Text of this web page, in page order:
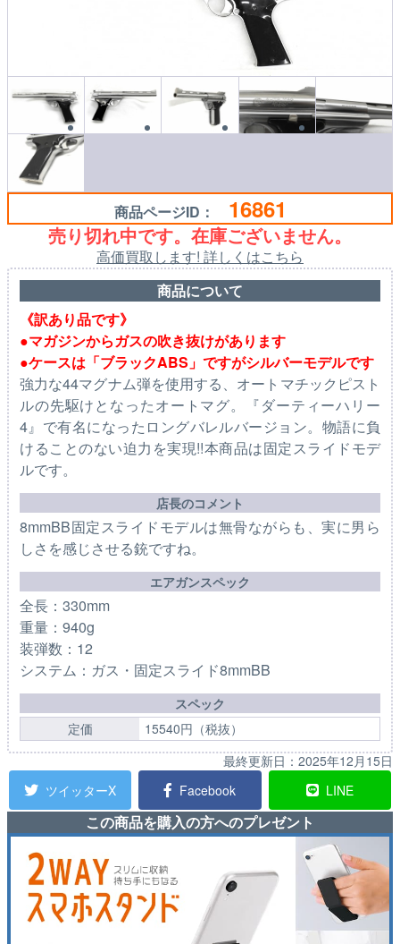
商品ページID： 16861
売り切れ中です。在庫ございません。
高価買取します! 詳しくはこちら
商品について
《訳あり品です》
●マガジンからガスの吹き抜けがあります
●ケースは「ブラックABS」ですがシルバーモデルです
強力な44マグナム弾を使用する、オートマチックピスト
ルの先駆けとなったオートマグ。『ダーティーハリー
4』で有名になったロングバレルバージョン。物語に負
けることのない迫力を実現!!本商品は固定スライドモデ
ルです。
店長のコメント
8mmBB固定スライドモデルは無骨ながらも、実に男ら
しさを感じさせる銃ですね。
エアガンスペック
全長：330mm
重量：940g
装弾数：12
システム：ガス・固定スライド8mmBB
スペック
定価
15540円（税抜）
最終更新日： 2025年12月15日
ツイッターX
Facebook LINE
この商品を購入の方へのプレゼント